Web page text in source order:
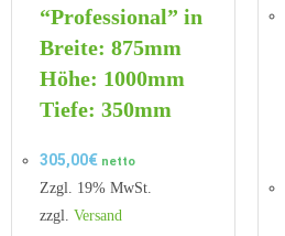
“Professional” in
Breite: 875mm
Höhe: 1000mm
Tiefe: 350mm
305,00€ netto
Zzgl. 19% MwSt.
zzgl. Versand